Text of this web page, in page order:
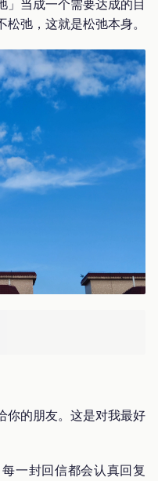
」当成一个需要达成的目
弛，这就是松弛本身。
你的朋友。这是对我最好
一封回信都会认真回复